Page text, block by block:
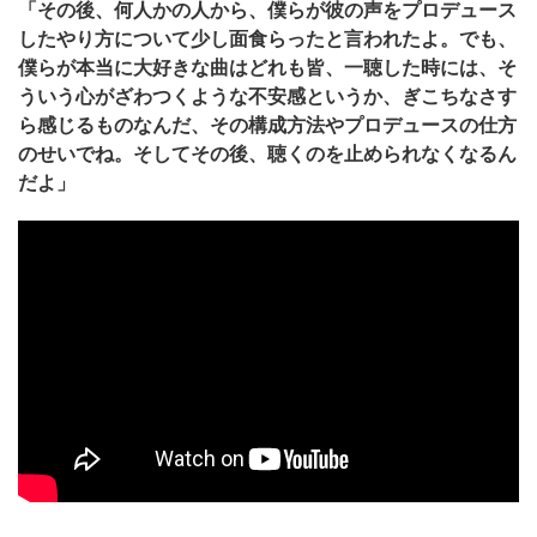
「その後、何人かの人から、僕らが彼の声をプロデュース
したやり方について少し面食らったと言われたよ。でも、
僕らが本当に大好きな曲はどれも皆、一聴した時には、そ
ういう心がざわつくような不安感というか、ぎこちなさす
ら感じるものなんだ、その構成方法やプロデュースの仕方
のせいでね。そしてその後、聴くのを止められなくなるん
だよ」